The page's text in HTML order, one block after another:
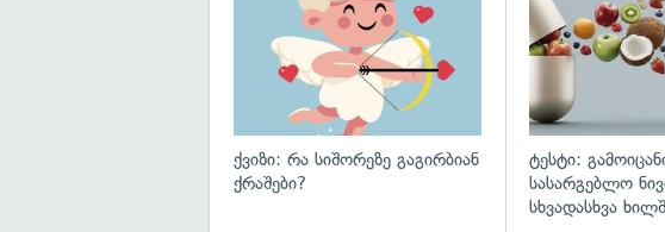
ქვიზი: რა სიშორეზე გაგირბიან
ქრაშები?
ტესტი:
სასარგებლო
სხვადასხვა